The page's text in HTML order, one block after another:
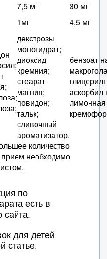
7,5 мг
30 мг
1мг 4,5 мг
декстрозы
моногидрат;
диоксид
кремния;
стеарат
магния;
повидон;
тальк;
сливочный
ароматизатор.
бензоат
макрогола
аскорбил
лимонная
количество
прием необходимо
по
есть в
сайта.
для детей
статье.